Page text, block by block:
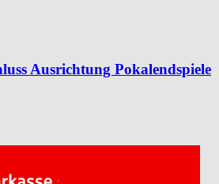
Ausrichtung Pokalendspiele